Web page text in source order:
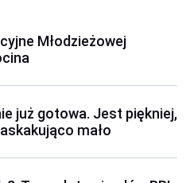
Młodzieżowej
już gotowa. Jest piękniej,
mało